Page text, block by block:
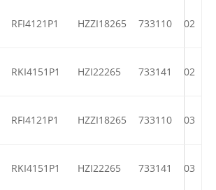
RFI4121P1 HZZI18265 733110 02
RKI4151P1 HZI22265 733141 02
RFI4121P1 HZZI18265 733110 03
RKI4151P1 HZI22265 733141 03